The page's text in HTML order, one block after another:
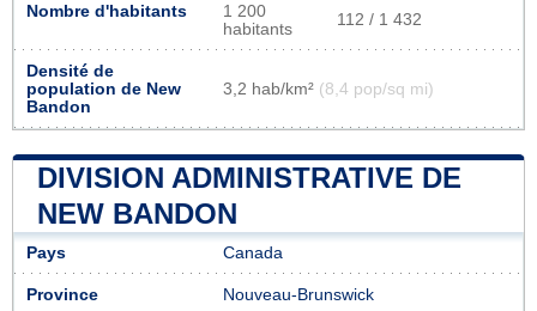
Nombre d'habitants
1 200
habitants
112 / 1 432
Densité de
population de New
Bandon
3,2 hab/km² (8,4 pop/sq mi)
DIVISION ADMINISTRATIVE DE
NEW BANDON
Pays Canada
Province Nouveau-Brunswick